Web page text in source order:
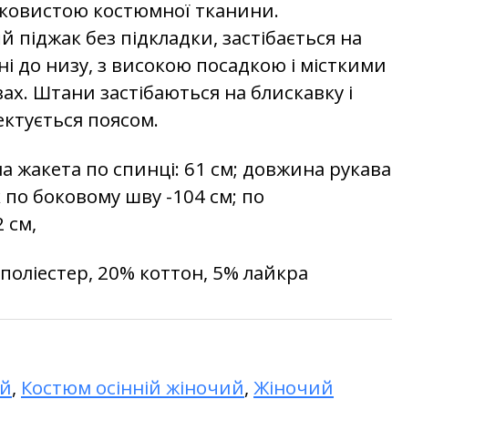
костюмної тканини.
без підкладки, застібається на
до низу, з високою посадкою і місткими
Штани застібаються на блискавку і
поясом.
жакета по спинці: 61 см; довжина рукава
боковому шву -104 см; по
см,
20% коттон, 5% лайкра
, Костюм осінній жіночий, Жіночий